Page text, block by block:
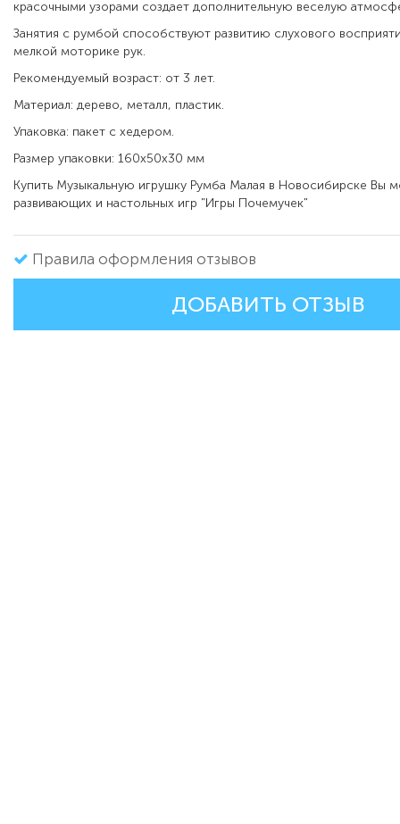
красочными узорами создает дополнительную веселую
Занятия с румбой способствуют развитию слухового
мелкой моторике рук.
Рекомендуемый возраст: от 3 лет.
Материал: дерево, металл, пластик.
Упаковка: пакет с хедером.
Размер упаковки: 160х50х30 мм
Купить Музыкальную игрушку Румба Малая в Новосибирске Вы
развивающих и настольных игр "Игры Почемучек"
Правила оформления отзывов
ДОБАВИТЬ ОТЗЫВ